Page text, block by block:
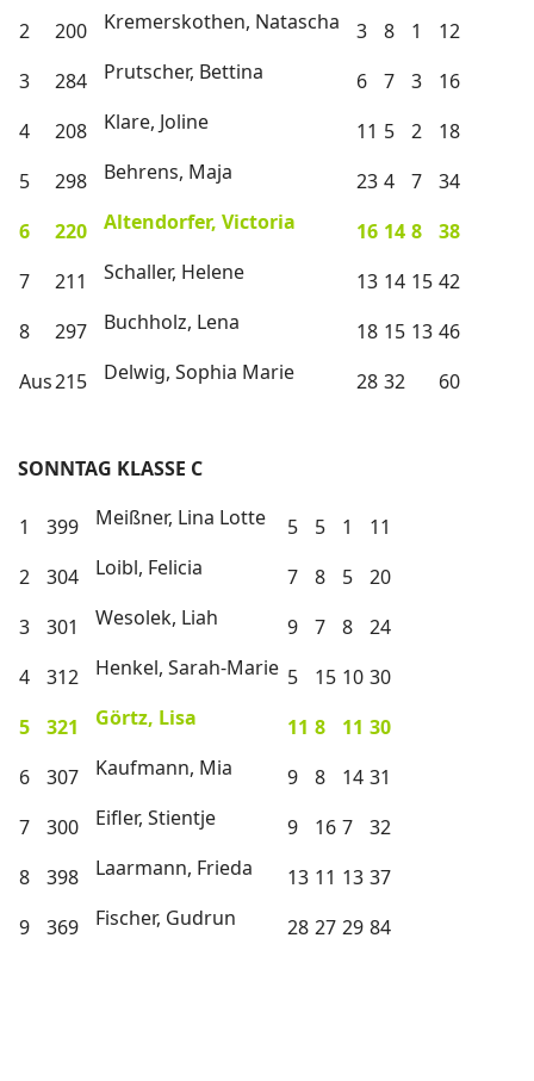
2
200 Kremerskothen, Natascha 3 8 1
12
3
284 Prutscher, Bettina 6 7 3
16
4
208 Klare, Joline 11 5 2
18
5
298 Behrens, Maja 23 4 7
34
6
220 Altendorfer, Victoria 16 14 8
38
7
211 Schaller, Helene 13 14 15 42
8
297 Buchholz, Lena 18 15 13 46
Aus215 Delwig, Sophia Marie 28 32 60
SONNTAG KLASSE C
1 399 Meißner, Lina Lotte 5 5 1
11
2
304 Loibl, Felicia 7 8 5
20
3
301 Wesolek, Liah 9 7 8
24
4
312 Henkel, Sarah-Marie 5 15 10 30
5
321 Görtz, Lisa 11 8 11 30
6
307 Kaufmann, Mia 9 8 14 31
7
300 Eifler, Stientje 9 16 7
32
8
398 Laarmann, Frieda 13 11 13 37
9
369 Fischer, Gudrun 28 27 29 84